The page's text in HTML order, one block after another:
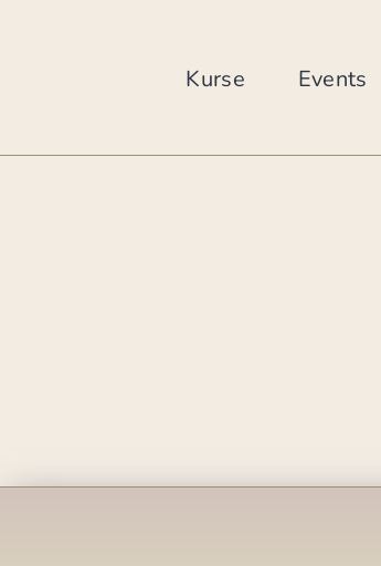
Kurse Events